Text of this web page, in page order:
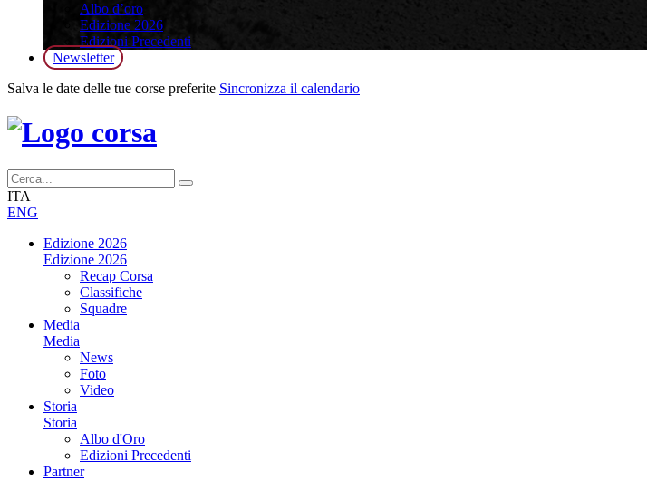
Albo d’oro
Edizione 2026
Edizioni Precedenti
Newsletter
Salva le date delle tue corse preferite Sincronizza il calendario
ITA
ENG
Edizione 2026
Edizione 2026
Recap Corsa
Classifiche
Squadre
Media
Media
News
Foto
Video
Storia
Storia
Albo d'Oro
Edizioni Precedenti
Partner